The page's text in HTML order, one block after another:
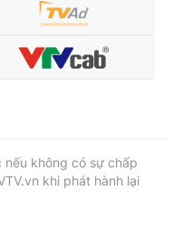
nếu không có sự chấp
khi phát hành lại